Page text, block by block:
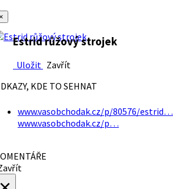
Estrid růžový strojek
Uložit Zavřít
KDE TO SEHNAT
www.vasobchodak.cz/p/80576/estrid…
www.vasobchodak.cz/p…